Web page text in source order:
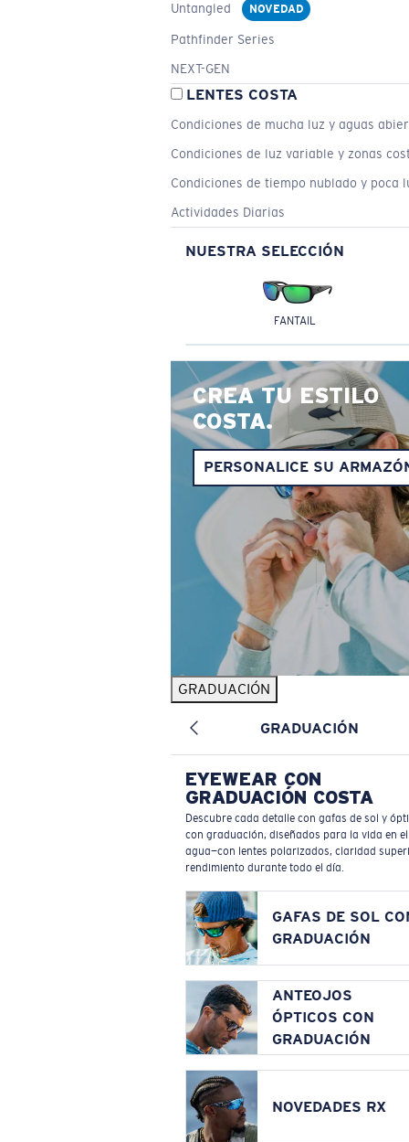
Untangled
NOVEDAD
Pathfinder Series
NEXT-GEN
LENTES COSTA
Condiciones de mucha luz y aguas
Condiciones de luz variable y zonas
Condiciones de tiempo nublado y poca
Actividades Diarias
NUESTRA SELECCIÓN
FANTAIL
CREA TU ESTILO
COSTA.
PERSONALICE SU
GRADUACIÓN
GRADUACIÓN
EYEWEAR CON
GRADUACIÓN COSTA
Descubre cada detalle con gafas de sol y
con graduación, diseñados para la vida en el
agua—con lentes polarizados, claridad
rendimiento durante todo el día.
GAFAS DE SOL
GRADUACIÓN
ANTEOJOS
ÓPTICOS CON
GRADUACIÓN
NOVEDADES RX